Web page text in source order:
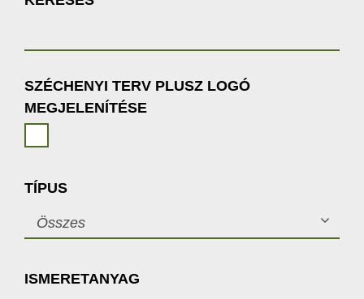
KAPCSOLAT
SZÉCHENYI TERV PLUSZ LOGÓ
MEGJELENÍTÉSE
TÍPUS
Összes
ISMERETANYAG